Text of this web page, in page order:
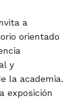
a
orientado
y
la academia.
exposición